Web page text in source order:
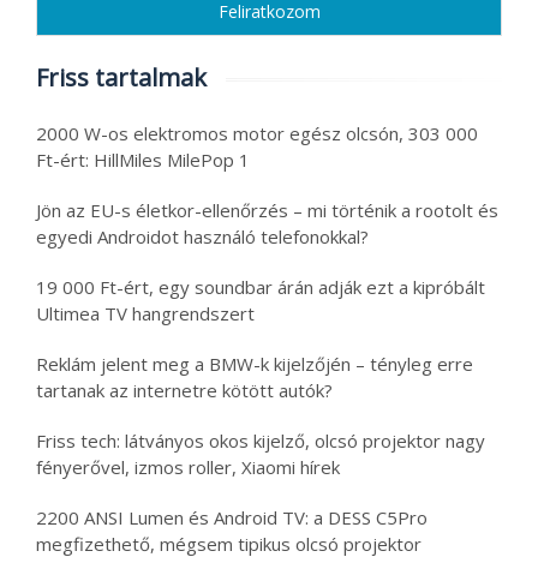
Friss tartalmak
2000 W-os elektromos motor egész olcsón, 303 000
Ft-ért: HillMiles MilePop 1
Jön az EU-s életkor-ellenőrzés – mi történik a rootolt és
egyedi Androidot használó telefonokkal?
19 000 Ft-ért, egy soundbar árán adják ezt a kipróbált
Ultimea TV hangrendszert
Reklám jelent meg a BMW-k kijelzőjén – tényleg erre
tartanak az internetre kötött autók?
Friss tech: látványos okos kijelző, olcsó projektor nagy
fényerővel, izmos roller, Xiaomi hírek
2200 ANSI Lumen és Android TV: a DESS C5Pro
megfizethető, mégsem tipikus olcsó projektor